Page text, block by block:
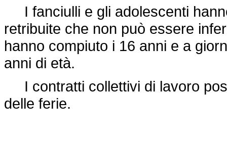
I fanciulli e gli adolescenti
retribuite che non può essere
hanno compiuto i 16 anni e a
anni di età.
I contratti collettivi di lavoro
delle ferie.